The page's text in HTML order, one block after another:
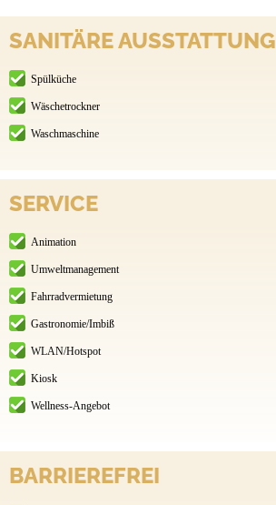
SANITÄRE AUSSTATTUNG
Spülküche
Wäschetrockner
Waschmaschine
SERVICE
Animation
Umweltmanagement
Fahrradvermietung
Gastronomie/Imbiß
WLAN/Hotspot
Kiosk
Wellness-Angebot
BARRIEREFREI